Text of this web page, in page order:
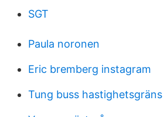
SGT
Paula noronen
Eric bremberg instagram
Tung buss hastighetsgräns